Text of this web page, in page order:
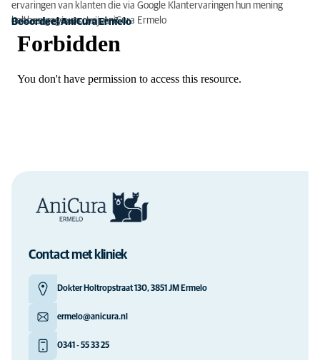
ervaringen van klanten die via Google Klantervaringen hun mening
hebben gegeven over AniCura Ermelo
Ook een review schrijven?
Beoordeel AniCura Ermelo
Contact met kliniek
Dokter Holtropstraat 130, 3851 JM Ermelo
ermelo@anicura.nl
0341 - 55 33 25